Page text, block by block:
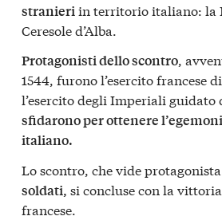
stranieriin territorio italiano: la
Ceresole d’Alba.
Protagonisti dello scontro,
1544, furono l’esercito francese
l’esercito degli Imperiali guidato
sfidarono per ottenere
italiano.
Lo scontro, che vide
soldati, si concluse con la
francese.